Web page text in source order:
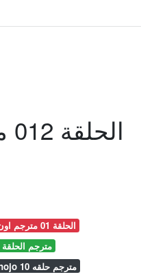
sakamoto desu ga الحلقة 01 مترجم اون لاين
rurouni kenshin مترجم الحلقة 1
sakurasou no pet na kanojo مترجم حلقه 10